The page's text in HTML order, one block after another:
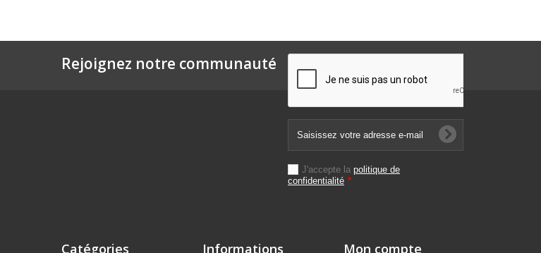
Rejoignez notre communauté
J'accepte la politique de
confidentialité *
Catégories Informations Mon compte